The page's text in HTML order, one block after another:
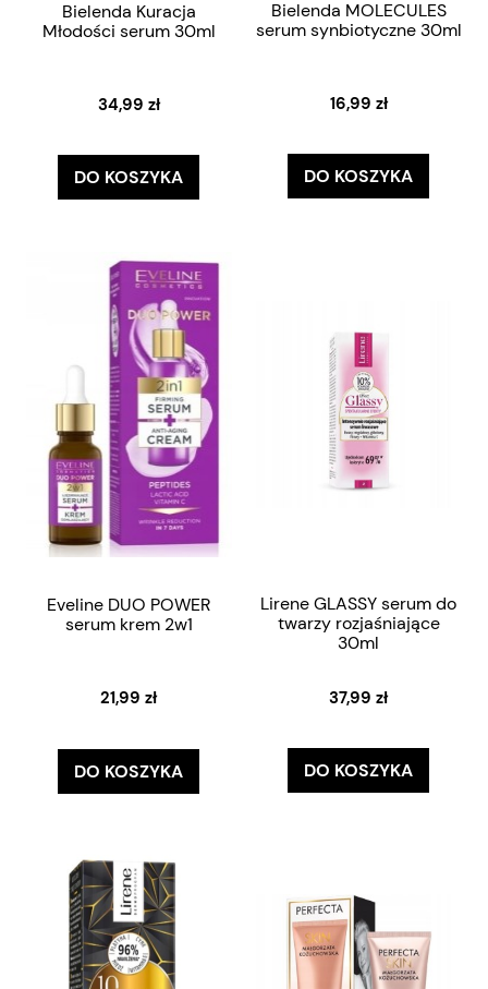
Bielenda Kuracja
Młodości serum 30ml
34,99 zł
DO KOSZYKA
Bielenda MOLECULES
serum synbiotyczne 30ml
16,99 zł
DO KOSZYKA
Eveline DUO POWER
serum krem 2w1
21,99 zł
DO KOSZYKA
Lirene GLASSY serum do
twarzy rozjaśniające
30ml
37,99 zł
DO KOSZYKA